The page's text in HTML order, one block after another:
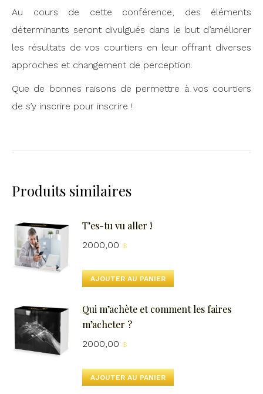
Au cours de cette conférence, des éléments
déterminants seront divulgués dans le but d’améliorer
les résultats de vos courtiers en leur offrant diverses
approches et changement de perception.
Que de bonnes raisons de permettre à vos courtiers
de s’y inscrire pour inscrire !
Produits similaires
T’es-tu vu aller !
2000,00 $
AJOUTER AU PANIER
Qui m’achète et comment les faires
m’acheter ?
2000,00 $
AJOUTER AU PANIER